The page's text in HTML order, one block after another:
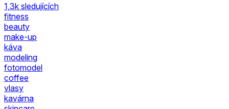
1,3k sledujících
fitness
beauty
make-up
káva
modeling
fotomodel
coffee
vlasy
kavárna